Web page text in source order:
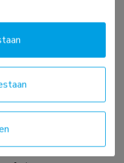
een universele
slank design en een
De zit-sta werkplek
iedereen de perfecte
te maken.
kan de werkplek
wanneer dat
zorgen voor een